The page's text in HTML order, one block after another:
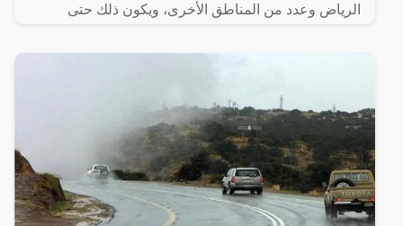
الرياض وعدد من المناطق الأخرى، ويكون ذلك حتى